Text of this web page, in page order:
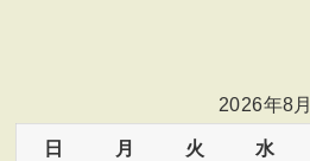
2026年8月
日 月 火 水